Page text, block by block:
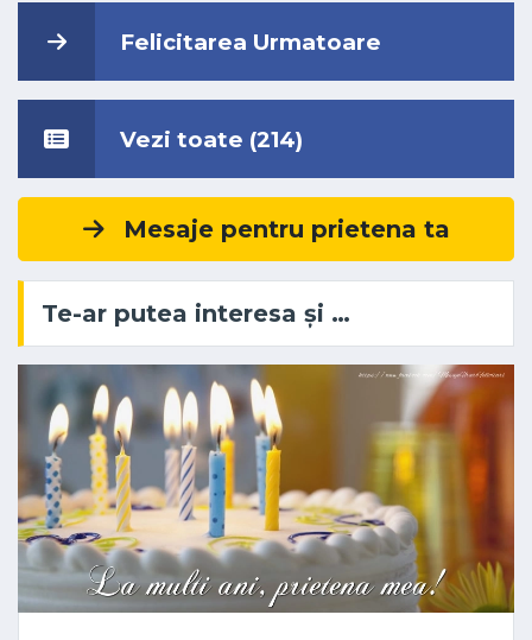
Felicitarea Urmatoare
Vezi toate (214)
Mesaje pentru prietena ta
Te-ar putea interesa și …